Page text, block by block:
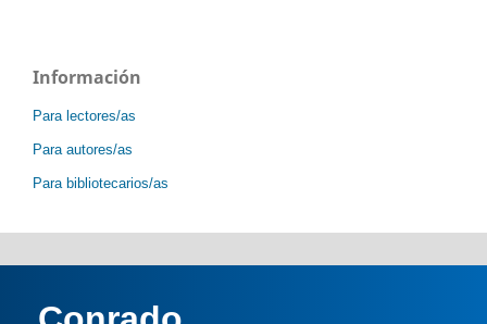
Información
Para lectores/as
Para autores/as
Para bibliotecarios/as